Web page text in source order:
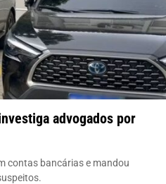
advogados por
contas bancárias e mandou